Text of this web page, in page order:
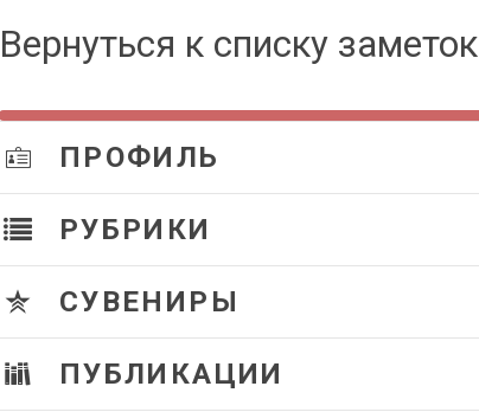
Вернуться к списку заметок
ПРОФИЛЬ
РУБРИКИ
СУВЕНИРЫ
ПУБЛИКАЦИИ